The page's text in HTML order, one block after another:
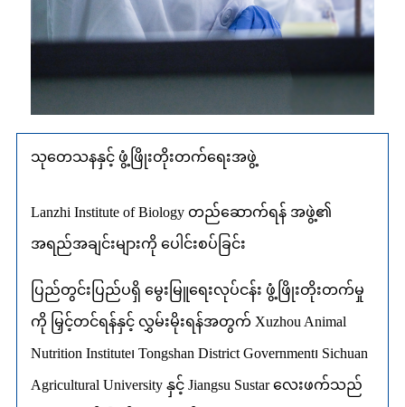
သုတေသနနှင့် ဖွံ့ဖြိုးတိုးတက်ရေးအဖွဲ့
Lanzhi Institute of Biology တည်ဆောက်ရန် အဖွဲ့၏
အရည်အချင်းများကို ပေါင်းစပ်ခြင်း
ပြည်တွင်းပြည်ပရှိ မွေးမြူရေးလုပ်ငန်း ဖွံ့ဖြိုးတိုးတက်မှု
ကို မြှင့်တင်ရန်နှင့် လွှမ်းမိုးရန်အတွက် Xuzhou Animal
Nutrition Institute၊ Tongshan District Government၊ Sichuan
Agricultural University နှင့် Jiangsu Sustar လေးဖက်သည်